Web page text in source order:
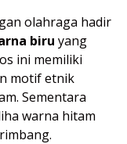
olahraga hadir
biru yang
ini memiliki
motif etnik
Sementara
warna hitam